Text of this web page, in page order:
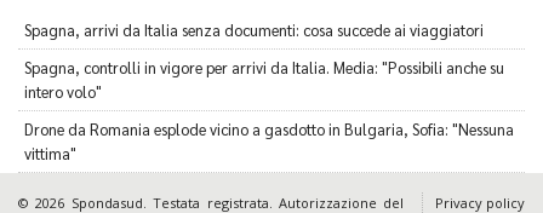
Spagna, arrivi da Italia senza documenti: cosa succede ai viaggiatori
Spagna, controlli in vigore per arrivi da Italia. Media: "Possibili anche su
intero volo"
Drone da Romania esplode vicino a gasdotto in Bulgaria, Sofia: "Nessuna
vittima"
Privacy policy
© 2026 Spondasud. Testata registrata. Autorizzazione del